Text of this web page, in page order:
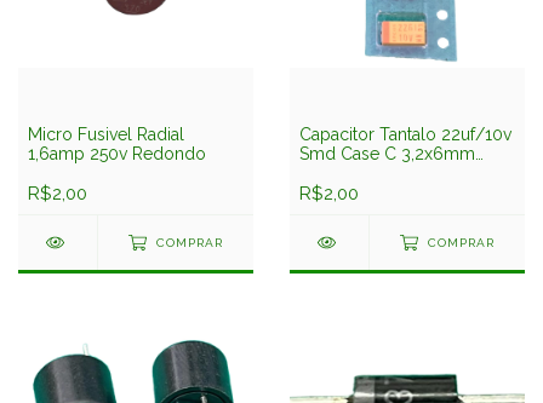
Micro Fusivel Radial
1,6amp 250v Redondo
R$2,00
COMPRAR
Capacitor Tantalo 22uf/10v
Smd Case C 3,2x6mm
R$2,00
COMPRAR